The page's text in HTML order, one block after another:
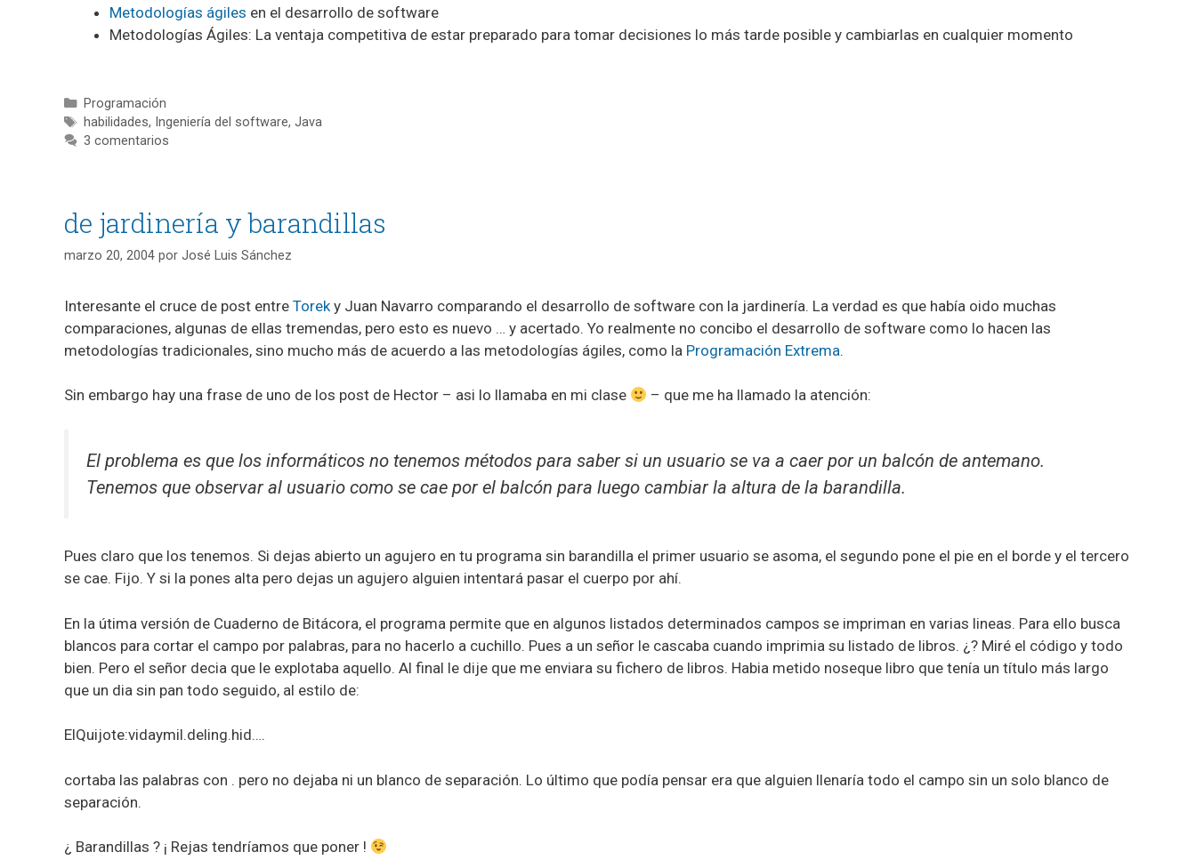
Metodologías ágiles en el desarrollo de software
Metodologías Ágiles: La ventaja competitiva de estar preparado para tomar decisiones lo más tarde posible y cambiarlas en cualquier momento
Categorías
Programación
Etiquetas
habilidades, Ingeniería del software, Java
3 comentarios
de jardinería y barandillas
marzo 20, 2004 por José Luis Sánchez
Interesante el cruce de post entre Torek y Juan Navarro comparando el desarrollo de software con la jardinería. La verdad es que había oido muchas
comparaciones, algunas de ellas tremendas, pero esto es nuevo … y acertado. Yo realmente no concibo el desarrollo de software como lo hacen las
metodologías tradicionales, sino mucho más de acuerdo a las metodologías ágiles, como la Programación Extrema.
Sin embargo hay una frase de uno de los post de Hector – asi lo llamaba en mi clase – que me ha llamado la atención:
El problema es que los informáticos no tenemos métodos para saber si un usuario se va a caer por un balcón de antemano.
Tenemos que observar al usuario como se cae por el balcón para luego cambiar la altura de la barandilla.
Pues claro que los tenemos. Si dejas abierto un agujero en tu programa sin barandilla el primer usuario se asoma, el segundo pone el pie en el borde y el tercero
se cae. Fijo. Y si la pones alta pero dejas un agujero alguien intentará pasar el cuerpo por ahí.
En la útima versión de Cuaderno de Bitácora, el programa permite que en algunos listados determinados campos se impriman en varias lineas. Para ello busca
blancos para cortar el campo por palabras, para no hacerlo a cuchillo. Pues a un señor le cascaba cuando imprimia su listado de libros. ¿? Miré el código y todo
bien. Pero el señor decia que le explotaba aquello. Al final le dije que me enviara su fichero de libros. Habia metido noseque libro que tenía un título más largo
que un dia sin pan todo seguido, al estilo de:
ElQuijote:vidaymil.deling.hid….
cortaba las palabras con . pero no dejaba ni un blanco de separación. Lo último que podía pensar era que alguien llenaría todo el campo sin un solo blanco de
separación.
¿ Barandillas ? ¡ Rejas tendríamos que poner !